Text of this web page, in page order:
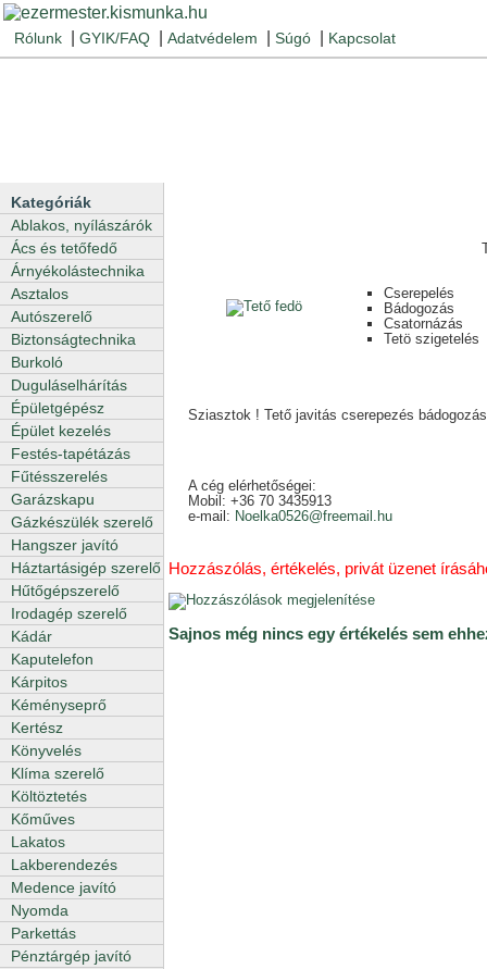
Rólunk GYIK/FAQ Adatvédelem Súgó Kapcsolat
Kategóriák
Ablakos, nyílászárók
Ács és tetőfedő
Árnyékolástechnika
Asztalos
Autószerelő
Biztonságtechnika
Burkoló
Duguláselhárítás
Épületgépész
Épület kezelés
Festés-tapétázás
Fűtésszerelés
Garázskapu
Gázkészülék szerelő
Hangszer javító
Háztartásigép szerelő
Hűtőgépszerelő
Irodagép szerelő
Kádár
Kaputelefon
Kárpitos
Kéményseprő
Kertész
Könyvelés
Klíma szerelő
Költöztetés
Kőműves
Lakatos
Lakberendezés
Medence javító
Nyomda
Parkettás
Pénztárgép javító
Cserepelés
Bádogozás
Csatornázás
Tetö szigetelés
Sziasztok ! Tető javitás cserepezés
A cég elérhetőségei:
Mobil: +36 70 3435913
e-mail: Noelka0526@freemail.hu
Hozzászólás, értékelés, privát üzenet
Sajnos még nincs egy értékelés sem